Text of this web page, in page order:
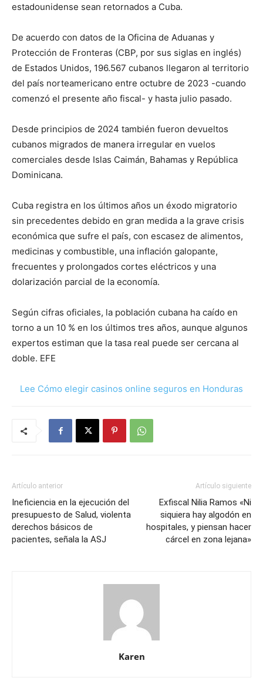
estadounidense sean retornados a Cuba.
De acuerdo con datos de la Oficina de Aduanas y
Protección de Fronteras (CBP, por sus siglas en inglés)
de Estados Unidos, 196.567 cubanos llegaron al territorio
del país norteamericano entre octubre de 2023 -cuando
comenzó el presente año fiscal- y hasta julio pasado.
Desde principios de 2024 también fueron devueltos
cubanos migrados de manera irregular en vuelos
comerciales desde Islas Caimán, Bahamas y República
Dominicana.
Cuba registra en los últimos años un éxodo migratorio
sin precedentes debido en gran medida a la grave crisis
económica que sufre el país, con escasez de alimentos,
medicinas y combustible, una inflación galopante,
frecuentes y prolongados cortes eléctricos y una
dolarización parcial de la economía.
Según cifras oficiales, la población cubana ha caído en
torno a un 10 % en los últimos tres años, aunque algunos
expertos estiman que la tasa real puede ser cercana al
doble. EFE
Lee Cómo elegir casinos online seguros en Honduras
Artículo anterior
Ineficiencia en la ejecución del
presupuesto de Salud, violenta
derechos básicos de
pacientes, señala la ASJ
Artículo siguiente
Exfiscal Nilia Ramos «Ni
siquiera hay algodón en
hospitales, y piensan hacer
cárcel en zona lejana»
Karen